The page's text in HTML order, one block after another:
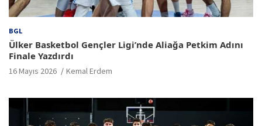
BGL
Ülker Basketbol Gençler Ligi’nde Aliağa Petkim Adını
Finale Yazdırdı
16 Mayıs 2026 Kemal Erdem